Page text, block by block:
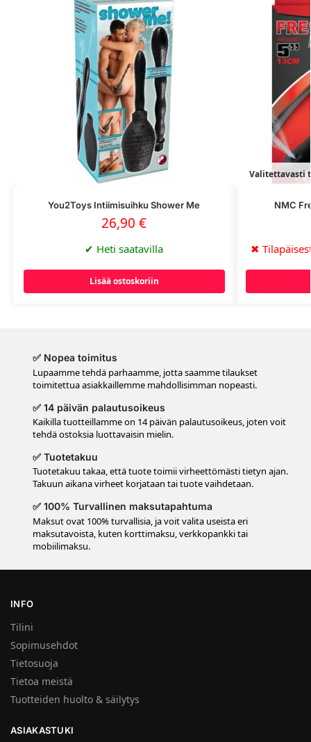
You2Toys Intiimisuihku Shower Me
26,90€
✔ Heti saatavilla
Lisää ostoskoriin
Valitettavasti
NMC
✖
✅ Nopea toimitus
Lupaamme tehdä parhaamme, jotta saamme tilaukset
toimitettua asiakkaillemme mahdollisimman nopeasti.
✅ 14 päivän palautusoikeus
Kaikilla tuotteillamme on 14 päivän palautusoikeus, joten voit
tehdä ostoksia luottavaisin mielin.
✅ Tuotetakuu
Tuotetakuu takaa, että tuote toimii virheettömästi tietyn ajan.
Takuun aikana virheet korjataan tai tuote vaihdetaan.
✅ 100% Turvallinen maksutapahtuma
Maksut ovat 100% turvallisia, ja voit valita useista eri
maksutavoista, kuten korttimaksu, verkkopankki tai
mobiilimaksu.
INFO
Tilini
Sopimusehdot
Tietosuoja
Tietoa meistä
Tuotteiden huolto & säilytys
ASIAKASTUKI